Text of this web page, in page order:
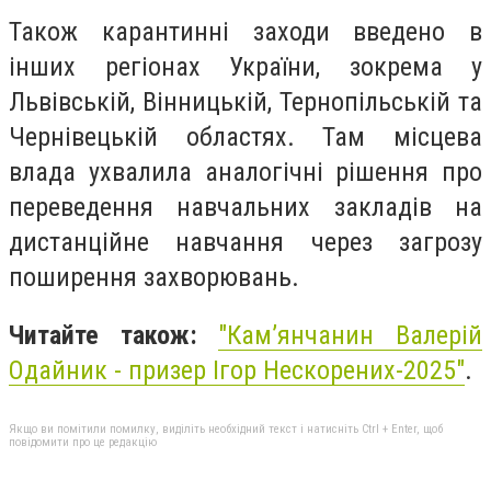
Також карантинні заходи введено в
інших регіонах України, зокрема у
Львівській, Вінницькій, Тернопільській та
Чернівецькій областях. Там місцева
влада ухвалила аналогічні рішення про
переведення навчальних закладів на
дистанційне навчання через загрозу
поширення захворювань.
Читайте також: "Кам’янчанин Валерій
Одайник - призер Ігор Нескорених-2025".
Якщо ви помітили помилку, виділіть необхідний текст і натисніть Ctrl + Enter, щоб
повідомити про це редакцію